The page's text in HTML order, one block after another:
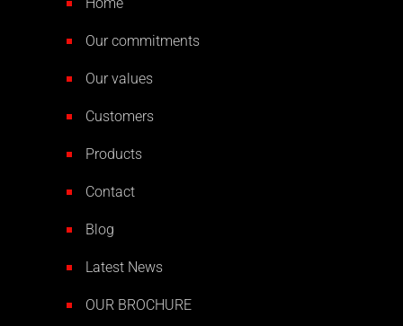
Our commitments
Our values
Customers
Products
Contact
Blog
Latest News
OUR BROCHURE